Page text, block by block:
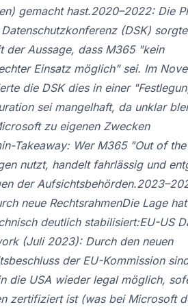
gemacht hast.2020–2022: Die
(DSK)
der Aussage, dass M365 "kein
Einsatz möglich" sei. Im
die DSK dies in einer
sei mangelhaft, da unklar
zu eigenen Zwecken
Takeaway: Wer M365 "Out of
nutzt, handelt fahrlässig und
der
neue RechtsrahmenDie Lage
deutlich stabilisiert:EU-US
(Juli 2023): Durch den neuen
der EU-Kommission
die USA wieder legal möglich,
zertifiziert ist (was bei Microsoft